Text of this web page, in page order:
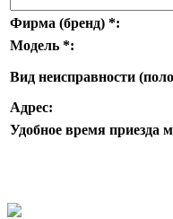
Фирма (бренд) *:
Модель *:
Вид неисправности
Адрес:
Удобное время приезда